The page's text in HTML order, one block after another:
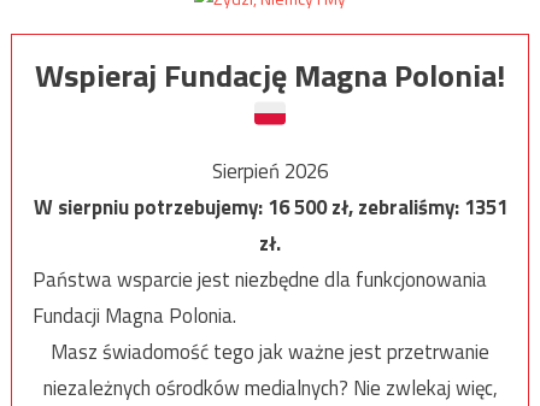
Wspieraj Fundację Magna Polonia!
Sierpień 2026
W sierpniu potrzebujemy:16 500zł, zebraliśmy:1351
zł.
Państwa wsparcie jest niezbędne dla funkcjonowania
Fundacji Magna Polonia.
Masz świadomość tego jak ważne jest przetrwanie
niezależnych ośrodków medialnych? Nie zwlekaj więc,